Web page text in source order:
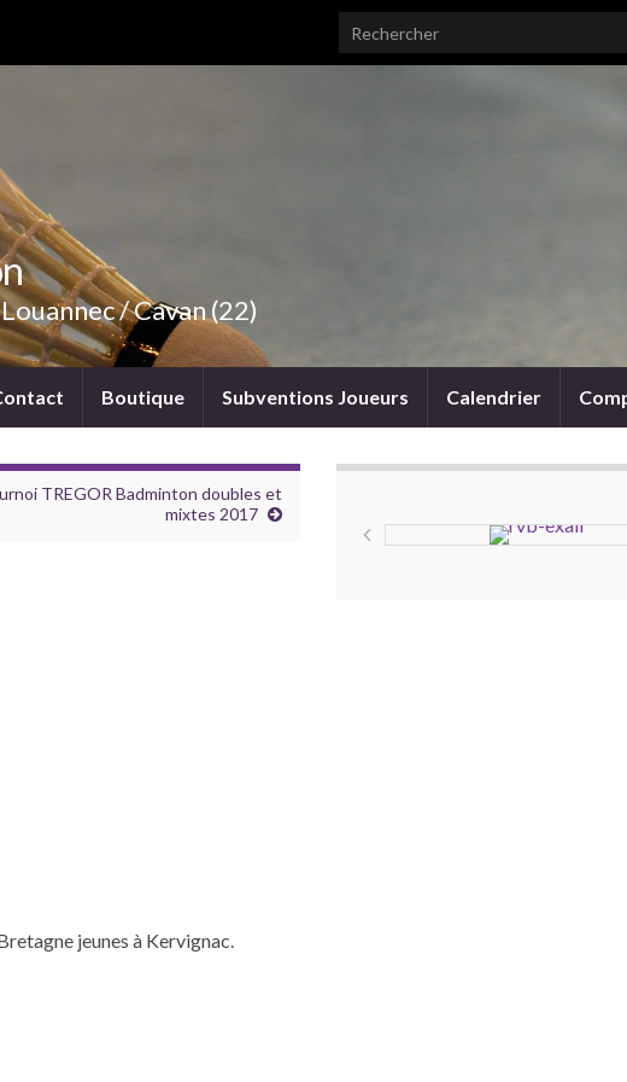
Search for:
/ Cavan (22)
Boutique Subventions Joueurs Calendrier
TREGOR Badminton doubles et
mixtes 2017
jeunes à Kervignac.